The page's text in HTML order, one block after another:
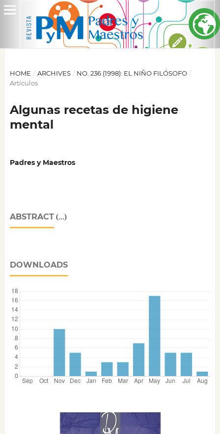
HOME / ARCHIVES / NO. 236 (1998): EL NIÑO FILÓSOFO /
Artículos
Algunas recetas de higiene
mental
Padres y Maestros
ABSTRACT(...)
DOWNLOADS